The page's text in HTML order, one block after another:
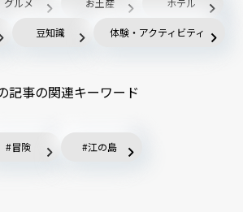
グルメ お土産 ホテル
豆知識 体験・アクティビティ
記事の関連キーワード
冒険 江の島